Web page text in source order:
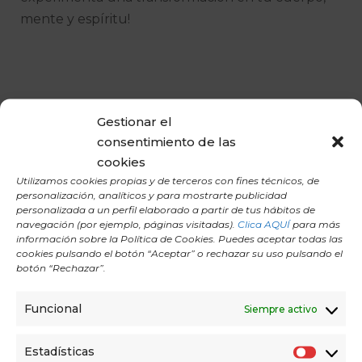
Gestionar el
consentimiento de las
cookies
Utilizamos cookies propias y de terceros con fines técnicos, de
personalización, analíticos y para mostrarte publicidad
personalizada a un perfil elaborado a partir de tus hábitos de
navegación (por ejemplo, páginas visitadas). Clica AQUÍpara más
información sobre la Política de Cookies. Puedes aceptar todas las
cookies pulsando el botón “Aceptar” o rechazar su uso pulsando el
botón “Rechazar”.
Funcional Siempre activo
Estadísticas
mente y espíritu!
Te invitamos a unirte a nuestras clases
nuestra web para obtener más información
sobre nuestrosprofesores
olvides explorar nuestroblogpara descubrir
artículos interesantes sobre yoga y salud.